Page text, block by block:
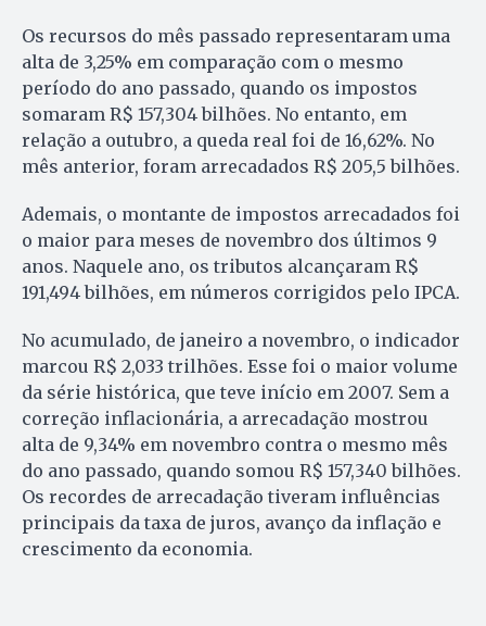
Os recursos do mês passado representaram uma
alta de 3,25% em comparação com o mesmo
período do ano passado, quando os impostos
somaram R$ 157,304 bilhões. No entanto, em
relação a outubro, a queda real foi de 16,62%. No
mês anterior, foram arrecadados R$ 205,5 bilhões.
Ademais, o montante de impostos arrecadados foi
o maior para meses de novembro dos últimos 9
anos. Naquele ano, os tributos alcançaram R$
191,494 bilhões, em números corrigidos pelo IPCA.
No acumulado, de janeiro a novembro, o indicador
marcou R$ 2,033 trilhões. Esse foi o maior volume
da série histórica, que teve início em 2007. Sem a
correção inflacionária, a arrecadação mostrou
alta de 9,34% em novembro contra o mesmo mês
do ano passado, quando somou R$ 157,340 bilhões.
Os recordes de arrecadação tiveram influências
principais da taxa de juros, avanço da inflação e
crescimento da economia.